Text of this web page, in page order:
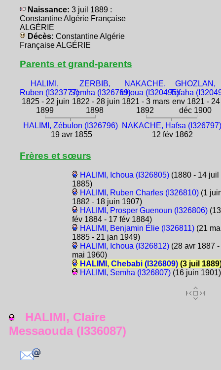
Naissance: 3 juil 1889 :
Constantine Algérie Française
ALGÉRIE
Décès: Constantine Algérie
Française ALGÉRIE
Parents et grand-parents
HALIMI,
Ruben (I323777)
1825 - 22 juin
1899
ZERBIB,
Semha (I326769)
1822 - 28 juin
1898
NAKACHE,
Ichoua (I320495)
1821 - 3 mars
1892
GHOZLAN,
Tefaha
env 1821 - 24
déc 1900
HALIMI, Zébulon (I326796)
19 avr 1855
NAKACHE, Hafsa (I326797)
12 fév 1862
Frères et sœurs
HALIMI, Ichoua (I326805)(1880 - 14 juil
1885)
HALIMI, Ruben Charles (I326810)(1
1882 - 18 juin 1907)
HALIMI, Prosper Guenoun (I326806)(13
fév 1884 - 17 fév 1884)
HALIMI, Benjamin Élie (I326811)(21
1885 - 21 jan 1949)
HALIMI, Ichoua (I326812)(28 avr 1887 -
mai 1960)
HALIMI, Chebabi (I326809)(3 juil
HALIMI, Semha (I326807)(16 juin 1901)
HALIMI, Claire
Messaouda (I336087)